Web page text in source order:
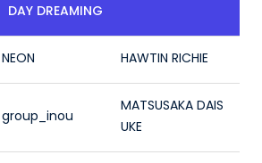
DAY DREAMING
NEON HAWTIN RICHIE
group_inou
MATSUSAKA DAIS
UKE